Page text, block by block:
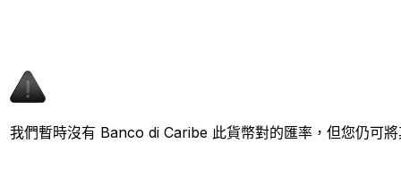
我們暫時沒有 Banco di Caribe 此貨幣對的匯率，但您仍可